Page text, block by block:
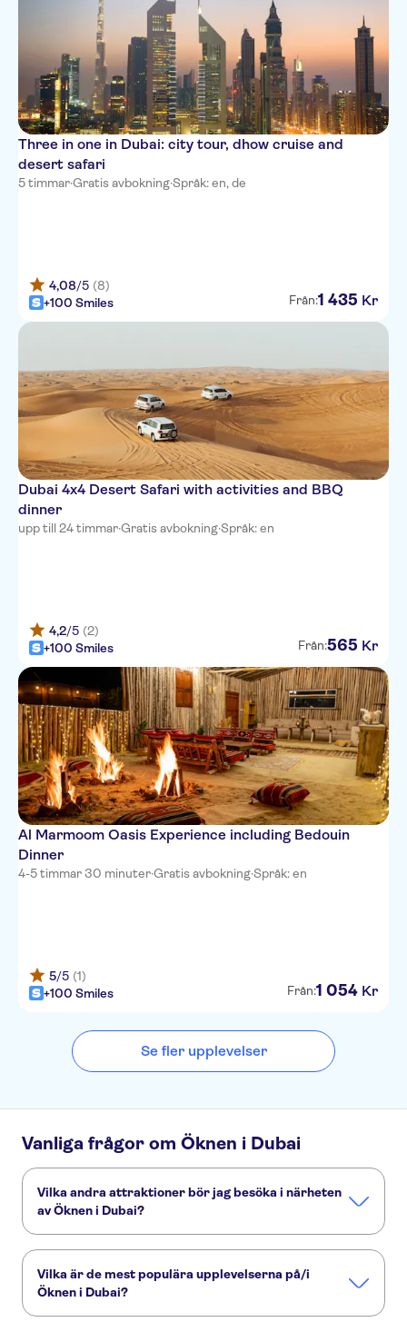
The Tower Plaza Hotel Dubai
Jood Palace Hotel Dubai
DoubleTree by Hilton
BusinessBay
Raintree Rolla Hotel
Hyde Park Hotel Al Rafa
Pearl Swiss Hotel
The Meydan Hotel
Armani Hotel Dubai
Avani Deira Dubai
Mama Shelter Dubai
Noon Hotel Apartments
Fortune Karama Hotel
Burjuman Arjaan by Rotana
Holiday Inn Express Jumeirah
ME Dubai by Melia
Novotel Dubai Al Barsha
Zabeel House by Jumeirah, The
Greens
Lavender Hotel Deira
Dubai, a Tribute Portfolio Hotel
Holiday Inn Al Barsha
Lewana Hotel
Avenue Hotel Al Rigga
Grand Mercure Business Bay
Concorde Creek View Hotel
Three in one in Dubai: city tour, dhow cruise and
desert safari
5 timmar·Gratis avbokning·Språk: en, de
4,08/5 (8)
+100 Smiles
Från:1 435 Kr
Dubai 4x4 Desert Safari with activities and BBQ
dinner
upp till 24 timmar·Gratis avbokning·Språk: en
4,2/5 (2)
+100 Smiles
Från:565 Kr
Al Marmoom Oasis Experience including Bedouin
Dinner
4-5 timmar 30 minuter·Gratis avbokning·Språk: en
5/5 (1)
+100 Smiles
Från:1 054 Kr
Se fler upplevelser
Vanliga frågor om Öknen i Dubai
Vilka andra attraktioner bör jag besöka i närheten
av Öknen i Dubai?
Dubai Marina Dubai ökenreservat
Vilka är de mest populära upplevelserna på/i
Öknen i Dubai?